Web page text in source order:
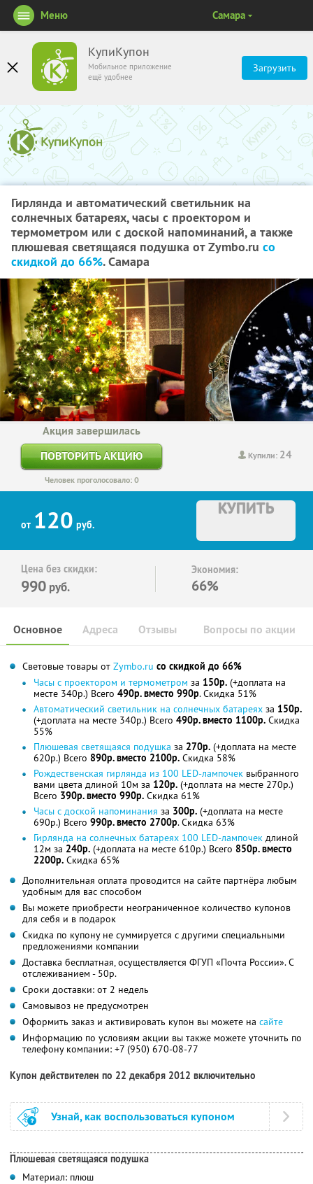
КупиКупон
Мобильное приложение
ещё удобнее
Загрузить
Меню Самара
Гирлянда и автоматический светильник на
солнечных батареях, часы с проектором и
термометром или с доской напоминаний, а также
плюшевая светящаяся подушка от Zymbo.ru со
скидкой до 66%. Самара
Купили: 24
Акция завершилась
ПОВТОРИТЬ АКЦИЮ
Человек проголосовало: 0
от 120 руб.
КУПИТЬ
Цена без скидки:
990 руб.
Экономия:
66%
Основное Отзывы Вопросы по акции
Адреса
Световые товары от Zymbo.ru со скидкой до 66%
Часы с проектором и термометром за 150р. (+доплата на
месте 340р.) Всего 490р. вместо 990р. Скидка 51%
Автоматический светильник на солнечных батареях за 150р.
(+доплата на месте 340р.) Всего 490р. вместо 1100р. Скидка
55%
Плюшевая светящаяся подушка за 270р. (+доплата на месте
620р.) Всего 890р. вместо 2100р. Скидка 58%
Рождественская гирлянда из 100 LED-лампочек выбранного
вами цвета длиной 10м за 120р. (+доплата на месте 270р.)
Всего 390р. вместо 990р. Скидка 61%
Часы с доской напоминания за 300р. (+доплата на месте
690р.) Всего 990р. вместо 2700р. Скидка 63%
Гирлянда на солнечных батареях 100 LED-лампочек длиной
12м за 240р. (+доплата на месте 610р.) Всего 850р. вместо
2200р. Скидка 65%
Дополнительная оплата проводится на сайте партнёра любым
удобным для вас способом
Вы можете приобрести неограниченное количество купонов
для себя и в подарок
Скидка по купону не суммируется с другими специальными
предложениями компании
Доставка бесплатная, осуществляется ФГУП «Почта России». С
отслеживанием - 50р.
Сроки доставки: от 2 недель
Самовывоз не предусмотрен
Оформить заказ и активировать купон вы можете на сайте
Информацию по условиям акции вы также можете уточнить по
телефону компании: +7 (950) 670-08-77
Купон действителен по 22 декабря 2012 включительно
Узнай, как воспользоваться купоном
Плюшевая светящаяся подушка
Материал: плюш